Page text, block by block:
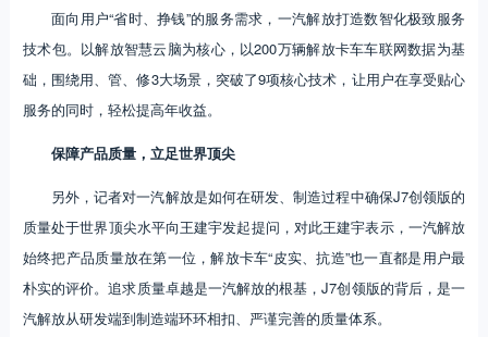
面向用户“省时、挣钱”的服务需求，一汽解放打造数智化极致服务
技术包。以解放智慧云脑为核心，以200万辆解放卡车车联网数据为基
础，围绕用、管、修3大场景，突破了9项核心技术，让用户在享受贴心
服务的同时，轻松提高年收益。
保障产品质量，立足世界顶尖
另外，记者对一汽解放是如何在研发、制造过程中确保J7创领版的
质量处于世界顶尖水平向王建宇发起提问，对此王建宇表示，一汽解放
始终把产品质量放在第一位，解放卡车“皮实、抗造”也一直都是用户最
朴实的评价。追求质量卓越是一汽解放的根基，J7创领版的背后，是一
汽解放从研发端到制造端环环相扣、严谨完善的质量体系。